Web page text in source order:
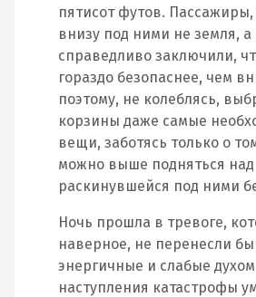
пятисот футов. Пассажиры,
внизу под ними не земля, а
справедливо заключили,
гораздо безопаснее, чем
поэтому, не колеблясь,
корзины даже самые
вещи, заботясь только о
можно выше подняться над
раскинувшейся под ними
Ночь прошла в тревоге,
наверное, не перенесли
энергичные и слабые
наступления катастрофы